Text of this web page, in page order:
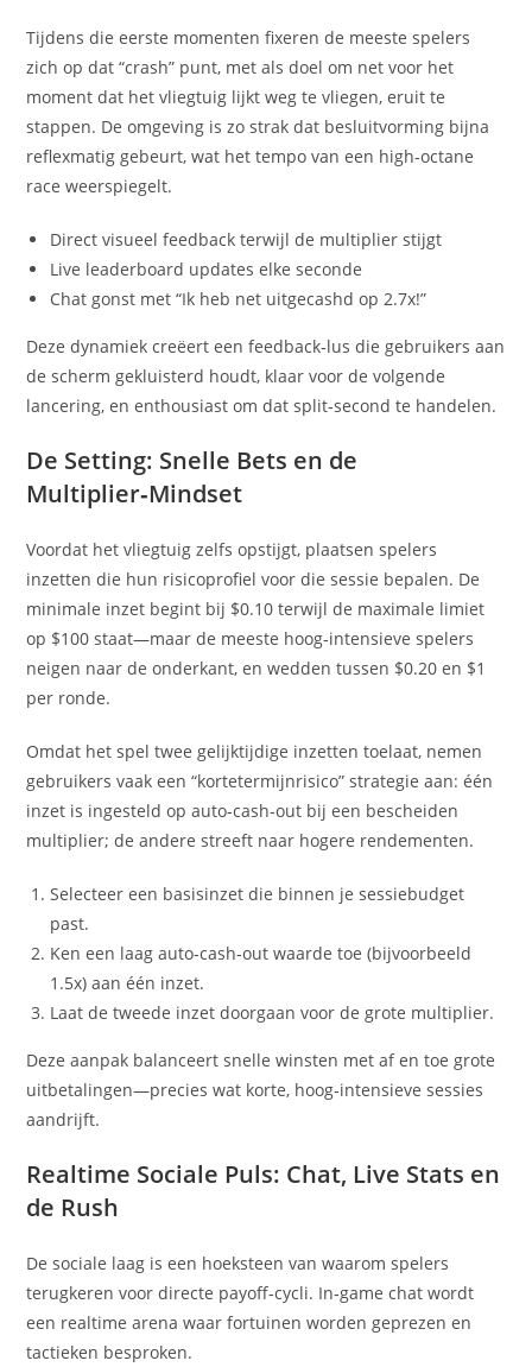
Tijdens die eerste momenten fixeren de meeste spelers
zich op dat “crash” punt, met als doel om net voor het
moment dat het vliegtuig lijkt weg te vliegen, eruit te
stappen. De omgeving is zo strak dat besluitvorming bijna
reflexmatig gebeurt, wat het tempo van een high‑octane
race weerspiegelt.
Direct visueel feedback terwijl de multiplier stijgt
Live leaderboard updates elke seconde
Chat gonst met “Ik heb net uitgecashd op 2.7x!”
Deze dynamiek creëert een feedback‑lus die gebruikers aan
de scherm gekluisterd houdt, klaar voor de volgende
lancering, en enthousiast om dat split‑second te handelen.
De Setting: Snelle Bets en de
Multiplier‑Mindset
Voordat het vliegtuig zelfs opstijgt, plaatsen spelers
inzetten die hun risicoprofiel voor die sessie bepalen. De
minimale inzet begint bij $0.10 terwijl de maximale limiet
op $100 staat—maar de meeste hoog‑intensieve spelers
neigen naar de onderkant, en wedden tussen $0.20 en $1
per ronde.
Omdat het spel twee gelijktijdige inzetten toelaat, nemen
gebruikers vaak een “kortetermijnrisico” strategie aan: één
inzet is ingesteld op auto‑cash‑out bij een bescheiden
multiplier; de andere streeft naar hogere rendementen.
Selecteer een basisinzet die binnen je sessiebudget
past.
Ken een laag auto‑cash‑out waarde toe (bijvoorbeeld
1.5x) aan één inzet.
Laat de tweede inzet doorgaan voor de grote multiplier.
Deze aanpak balanceert snelle winsten met af en toe grote
uitbetalingen—precies wat korte, hoog‑intensieve sessies
aandrijft.
Realtime Sociale Puls: Chat, Live Stats en
de Rush
De sociale laag is een hoeksteen van waarom spelers
terugkeren voor directe payoff‑cycli. In‑game chat wordt
een realtime arena waar fortuinen worden geprezen en
tactieken besproken.